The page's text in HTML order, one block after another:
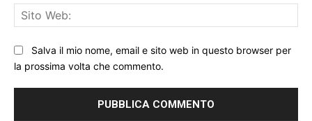
Salva il mio nome, email e sito web in questo browser per
la prossima volta che commento.